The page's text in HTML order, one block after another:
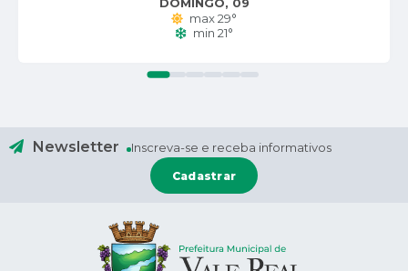
max 29°
min 21°
Newsletter Inscreva-se e receba informativos
Cadastrar